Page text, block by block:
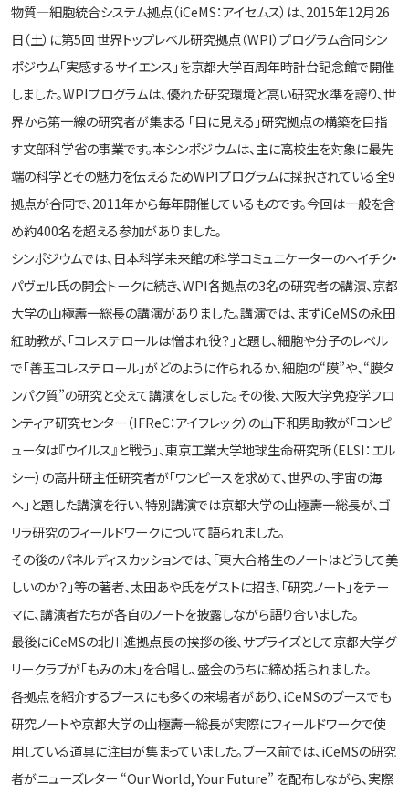
物質―細胞統合システム拠点（iCeMS：アイセムス）は、2015年12月26
日（土）に第5回 世界トップレベル研究拠点（WPI）プログラム合同シン
ポジウム「実感するサイエンス」を京都大学百周年時計台記念館で開催
しました。WPIプログラムは、優れた研究環境と高い研究水準を誇り、世
界から第一線の研究者が集まる 「目に見える」研究拠点の構築を目指
す文部科学省の事業です。本シンポジウムは、主に高校生を対象に最先
端の科学とその魅力を伝えるためWPIプログラムに採択されている全9
拠点が合同で、2011年から毎年開催しているものです。今回は一般を含
め約400名を超える参加がありました。
シンポジウムでは、日本科学未来館の科学コミュニケーターのヘイチク・
パヴェル氏の開会トークに続き、WPI各拠点の3名の研究者の講演、京都
大学の山極壽一総長の講演がありました。講演では、まずiCeMSの永田
紅助教が、「コレステロールは憎まれ役？」と題し、細胞や分子のレベル
で「善玉コレステロール」がどのように作られるか、細胞の“膜”や、“膜タ
ンパク質”の研究と交えて講演をしました。その後、大阪大学免疫学フロ
ンティア研究センター（IFReC：アイフレック）の山下和男助教が「コンピ
ュータは『ウイルス』と戦う」、東京工業大学地球生命研究所（ELSI：エル
シー）の高井研主任研究者が「ワンピースを求めて、世界の、宇宙の海
へ」と題した講演を行い、特別講演では京都大学の山極壽一総長が、ゴ
リラ研究のフィールドワークについて語られました。
その後のパネルディスカッションでは、「東大合格生のノートはどうして美
しいのか？」等の著者、太田あや氏をゲストに招き、「研究ノート」をテー
マに、講演者たちが各自のノートを披露しながら語り合いました。
最後にiCeMSの北川進拠点長の挨拶の後、サプライズとして京都大学グ
リークラブが「もみの木」を合唱し、盛会のうちに締め括られました。
各拠点を紹介するブースにも多くの来場者があり、iCeMSのブースでも
研究ノートや京都大学の山極壽一総長が実際にフィールドワークで使
用している道具に注目が集まっていました。ブース前では、iCeMSの研究
者がニューズレター “Our World, Your Future” を配布しながら、実際